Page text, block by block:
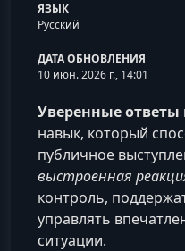
ЯЗЫК
Русский
ДАТА ОБНОВЛЕНИЯ
10 июн. 2026 г., 14:01
Уверенные ответы
навык, который
публичное
выстроенная
контроль,
управлять
ситуации.